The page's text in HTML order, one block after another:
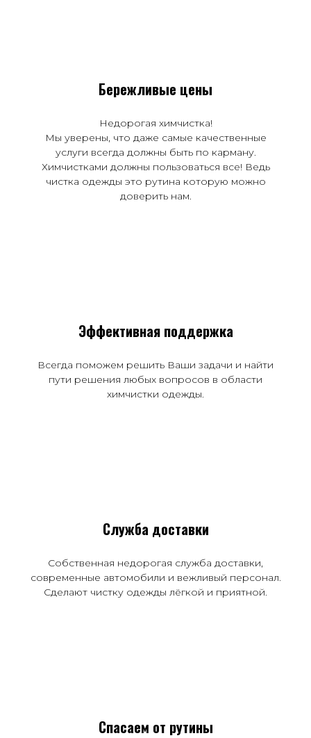
Бережливые цены
Недорогая химчистка!
Мы уверены, что даже самые качественные
услуги всегда должны быть по карману.
Химчистками должны пользоваться все! Ведь
чистка одежды это рутина которую можно
доверить нам.
Эффективная поддержка
Всегда поможем решить Ваши задачи и найти
пути решения любых вопросов в области
химчистки одежды.
Служба доставки
Собственная недорогая служба доставки,
современные автомобили и вежливый персонал.
Сделают чистку одежды лёгкой и приятной.
Спасаем от рутины